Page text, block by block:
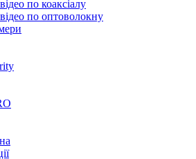
по коаксіалу
по оптоволокну